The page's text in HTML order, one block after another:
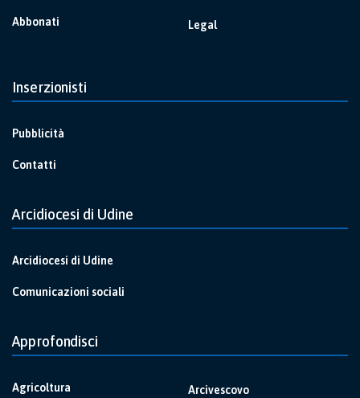
Abbonati Legal
Inserzionisti
Pubblicità
Contatti
Arcidiocesi di Udine
Arcidiocesi di Udine
Comunicazioni sociali
Approfondisci
Agricoltura Arcivescovo